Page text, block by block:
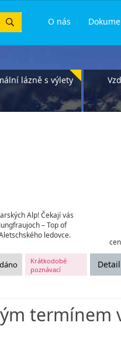
O nás
lázně s výlety
Alp! Čekají vás
– Top of
ledovce.
Krátkodobé
poznávací
termínem